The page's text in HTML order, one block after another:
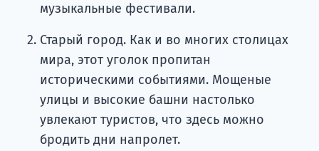
музыкальные фестивали.
Старый город. Как и во многих столицах
мира, этот уголок пропитан
историческими событиями. Мощеные
улицы и высокие башни настолько
увлекают туристов, что здесь можно
бродить дни напролет.